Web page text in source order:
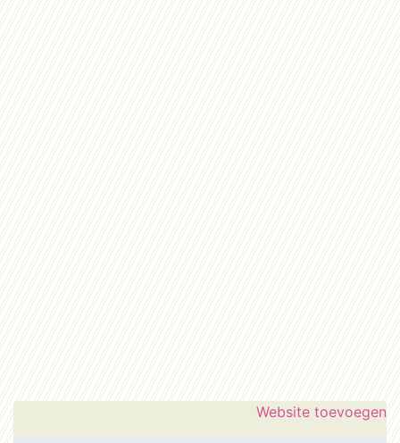
Website toevoegen